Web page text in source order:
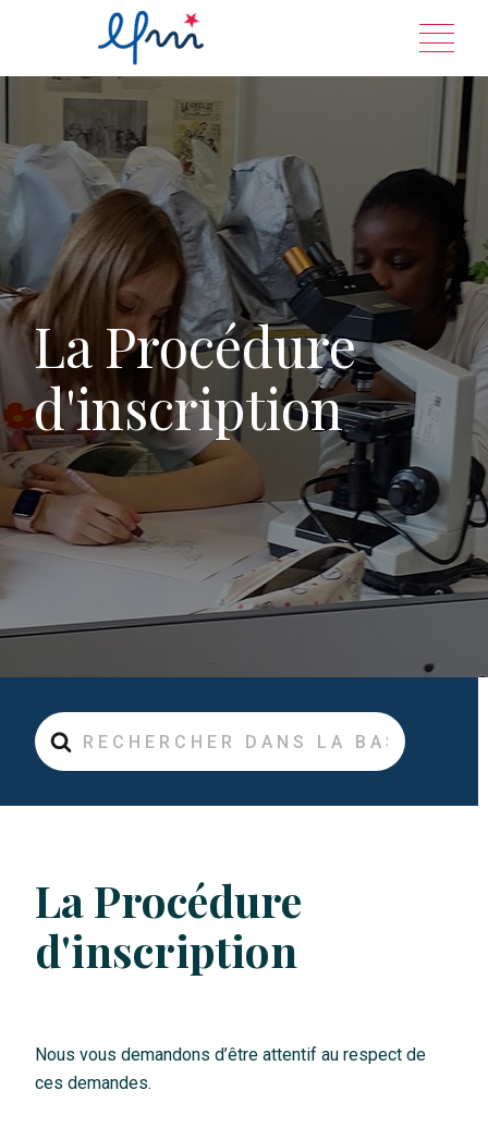
La Procédure
d'inscription
Rechercher
La Procédure
d'inscription
Nous vous demandons d’être attentif au respect de
ces demandes.